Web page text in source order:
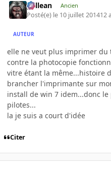
gallean Ancien
Posté(e) le 10 juillet 201412 a
AUTEUR
elle ne veut plus imprimer du
contre la photocopie
vitre étant la même...histoire
brancher l'imprimante sur
install de win 7 idem...donc
pilotes...
la je suis a court d'idée
Citer